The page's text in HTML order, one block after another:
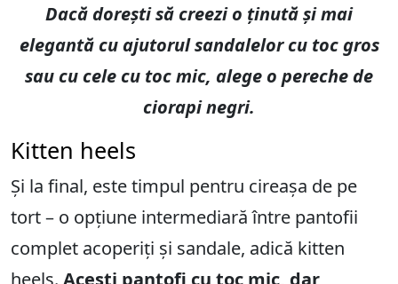
Dacă dorești să creezi o ținută și mai
elegantă cu ajutorul sandalelor cu toc gros
sau cu cele cu toc mic, alege o pereche de
ciorapi negri.
Kitten heels
Și la final, este timpul pentru cireașa de pe
tort – o opțiune intermediară între pantofii
complet acoperiți și sandale, adică kitten
heels. Acești pantofi cu toc mic, dar